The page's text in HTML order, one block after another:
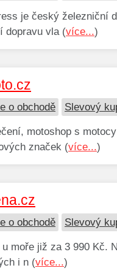
je český železniční
dopravu vla (více...)
o obchodě Slevový
motoshop s
značek (více...)
o obchodě Slevový
u moře již za 3 990 Kč.
i n (více...)